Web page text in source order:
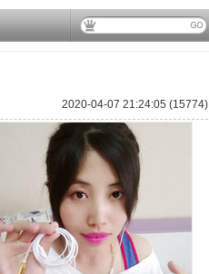
2020-04-07 21:24:05 (15774)